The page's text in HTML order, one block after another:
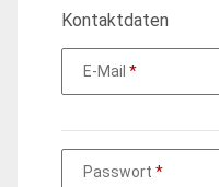
Kontaktdaten
E-Mail
Passwort